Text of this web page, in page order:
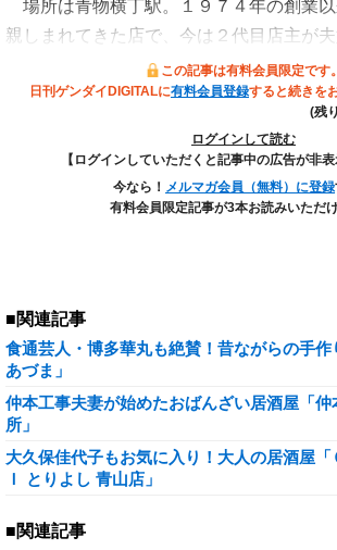
場所は青物横丁駅。１９７４年の創業
親しまれてきた店で、今は２代目店主が
この記事は有料会員限定です。
日刊ゲンダイDIGITALに有料会員登録すると続きを
(残
ログインして読む
【ログインしていただくと記事中の広告が非表
今なら！ メルマガ会員（無料）に登録
有料会員限定記事が3本お読みいただけ
■関連記事
食通芸人・博多華丸も絶賛！昔ながらの手
あづま」
仲本工事夫妻が始めたおばんざい居酒屋「
所」
大久保佳代子もお気に入り！大人の居酒屋「
Ｉ とりよし 青山店」
■関連記事